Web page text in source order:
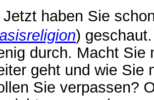
Jetzt haben Sie
)
durch. Macht Sie
geht und wie Sie
Sie verpassen?